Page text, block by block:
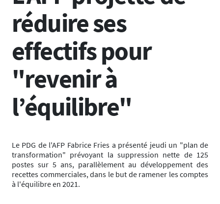
réduire ses
effectifs pour
"revenir à
l’équilibre"
Le PDG de l'AFP Fabrice Fries a présenté jeudi un "plan de
transformation" prévoyant la suppression nette de 125
postes sur 5 ans, parallèlement au développement des
recettes commerciales, dans le but de ramener les comptes
à l'équilibre en 2021.